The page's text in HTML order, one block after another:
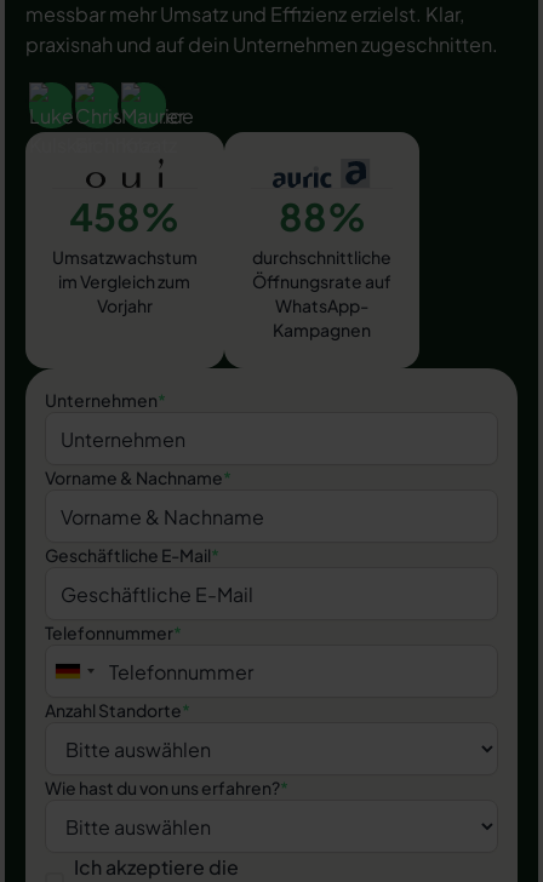
messbar mehr Umsatz und Effizienz erzielst. Klar,
praxisnah und auf dein Unternehmen zugeschnitten.
458%
Umsatzwachstum
im Vergleich zum
Vorjahr
88%
durchschnittliche
Öffnungsrate auf
WhatsApp-
Kampagnen
Unternehmen*
Vorname & Nachname*
Geschäftliche E-Mail*
Telefonnummer*
Anzahl Standorte*
Wie hast du von uns erfahren?*
Ich akzeptiere die